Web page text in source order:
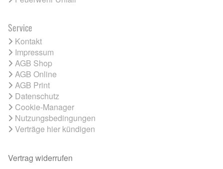
Service
Kontakt
Impressum
AGB Shop
AGB Online
AGB Print
Datenschutz
Cookie-Manager
Nutzungsbedingungen
Verträge hier kündigen
Vertrag widerrufen